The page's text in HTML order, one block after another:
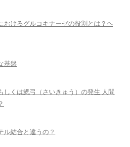
おけるグルコキナーゼの役割とは？ヘ
基盤
しくは鰓弓（さいきゅう）の発生 人間
ル結合と違うの？